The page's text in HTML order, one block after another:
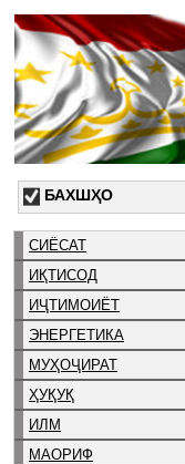
БАХШҲО
СИЁСАТ
ИҚТИСОД
ИҶТИМОИЁТ
ЭНЕРГЕТИКА
МУҲОҶИРАТ
ҲУҚУҚ
ИЛМ
МАОРИФ